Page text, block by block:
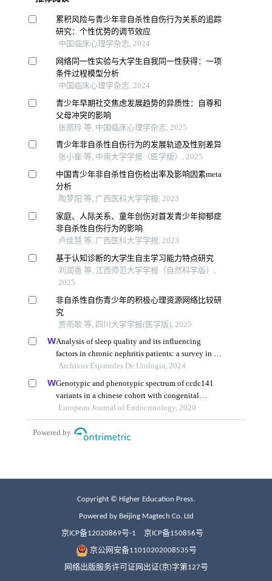
Copyright © Higher Education Press.
Powered by Beijing Magtech Co. Ltd
京ICP备12020869号-1 京ICP备150856号
京公网安备11010202008535号
网络出版服务许可证网出证(京)字第127号